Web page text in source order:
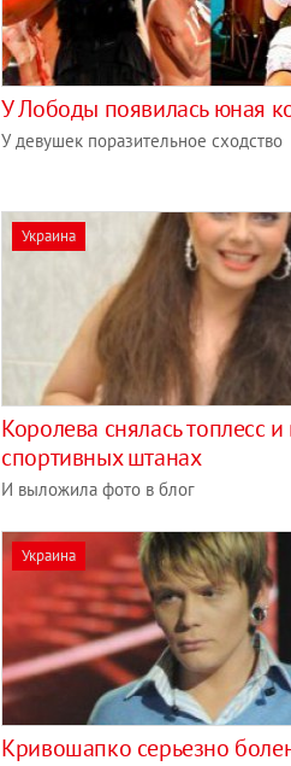
У Лободы появилась юная
У девушек поразительное сходство
Украина
Королева снялась топлесс и
спортивных штанах
И выложила фото в блог
Украина
Кривошапко серьезно